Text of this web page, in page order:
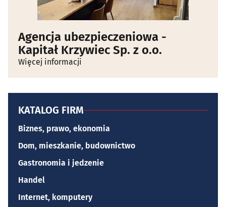
Agencja ubezpieczeniowa -
Kapitał Krzywiec Sp. z o.o.
Więcej informacji
KATALOG FIRM
Biznes, prawo, ekonomia
Dom, mieszkanie, budownictwo
Gastronomia i jedzenie
Handel
Internet, komputery